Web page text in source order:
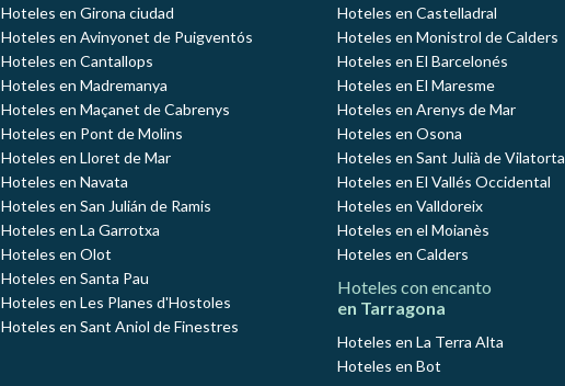
Hoteles en Girona ciudad
Hoteles en Avinyonet de Puigventós
Hoteles en Cantallops
Hoteles en Madremanya
Hoteles en Maçanet de Cabrenys
Hoteles en Pont de Molins
Hoteles en Lloret de Mar
Hoteles en Navata
Hoteles en San Julián de Ramis
Hoteles en La Garrotxa
Hoteles en Olot
Hoteles en Santa Pau
Hoteles en Les Planes d'Hostoles
Hoteles en Sant Aniol de Finestres
Hoteles en Castelladral
Hoteles en Monistrol de Calders
Hoteles en El Barcelonés
Hoteles en El Maresme
Hoteles en Arenys de Mar
Hoteles en Osona
Hoteles en Sant Julià de Vilatorta
Hoteles en El Vallés Occidental
Hoteles en Valldoreix
Hoteles en el Moianès
Hoteles en Calders
Hoteles con encanto
en Tarragona
Hoteles en La Terra Alta
Hoteles en Bot